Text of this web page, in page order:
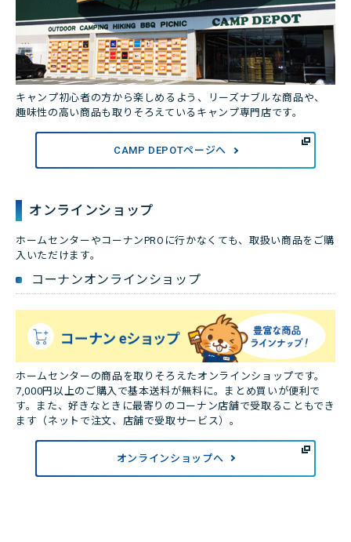
キャンプ初心者の方から楽しめるよう、リーズナブルな商品や、
趣味性の高い商品も取りそろえているキャンプ専門店です。
CAMP DEPOTページへ
オンラインショップ
ホームセンターやコーナンPROに行かなくても、取扱い商品をご購
入いただけます。
コーナンオンラインショップ
ホームセンターの商品を取りそろえたオンラインショップです。
7,000円以上のご購入で基本送料が無料に。まとめ買いが便利で
す。また、好きなときに最寄りのコーナン店舗で受取ることもでき
ます（ネットで注文、店舗で受取サービス）。
オンラインショップへ